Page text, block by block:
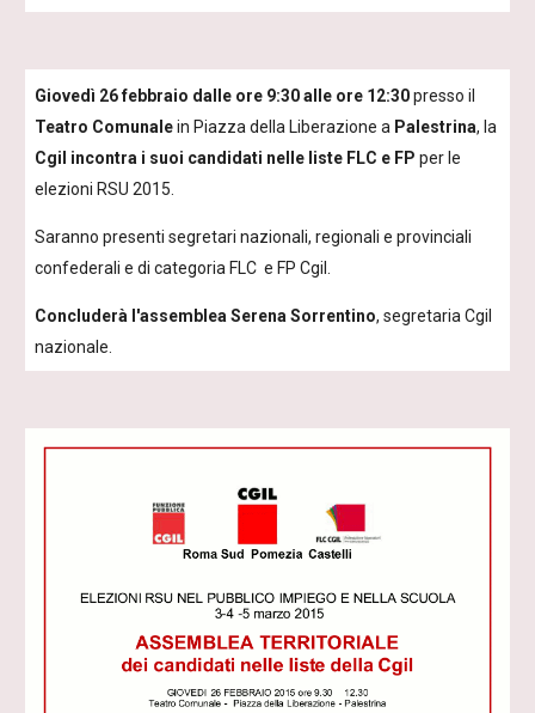
Giovedì 26 febbraio dalle ore 9:30 alle ore 12:30
Teatro Comunale in Piazza della Liberazione a Palestrina, la
Cgil incontra i suoi candidati nelle liste FLC e FP per le
elezioni RSU 2015.
Saranno presenti segretari nazionali, regionali e provinciali
confederali e di categoria FLC  e FP Cgil.
Concluderà l'assemblea Serena Sorrentino, segretaria Cgil
nazionale.